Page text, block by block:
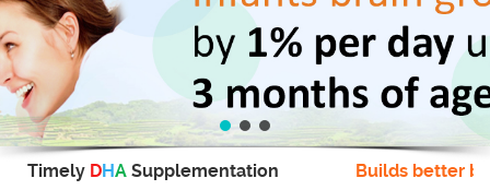
Timely DHA Supplementation Builds better